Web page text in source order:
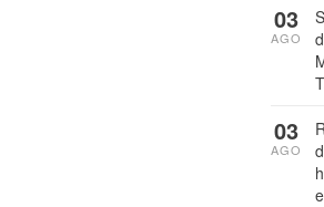
03
AGO
03
AGO